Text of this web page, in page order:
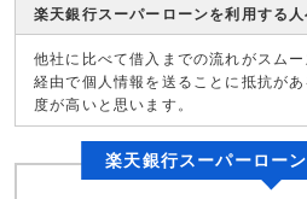
楽天銀行スーパーローンを利用する
他社に比べて借入までの流れがスム
経由で個人情報を送ることに抵抗が
度が高いと思います。
楽天銀行スーパーロー